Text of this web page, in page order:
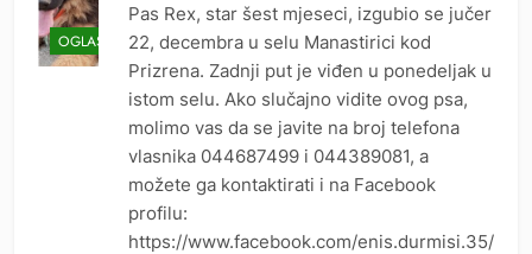
OGLASI
Pas Rex, star šest mjeseci, izgubio se jučer
22, decembra u selu Manastirici kod
Prizrena. Zadnji put je viđen u ponedeljak u
istom selu. Ako slučajno vidite ovog psa,
molimo vas da se javite na broj telefona
vlasnika 044687499 i 044389081, a
možete ga kontaktirati i na Facebook
profilu:
https://www.facebook.com/enis.durmisi.35/